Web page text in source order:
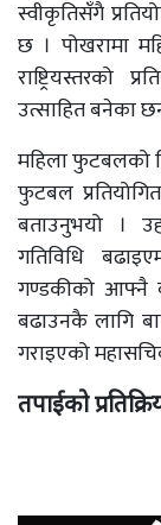
स्वीकृतिसँगै
छ । पोखरामा
राष्ट्रियस्तरको
उत्साहित बनेका
महिला फुटबलको
फुटबल
बताउनुभयो ।
गतिविधि
गण्डकीको आफ्नै
बढाउनकै लागि
गराइएको
तपाईको